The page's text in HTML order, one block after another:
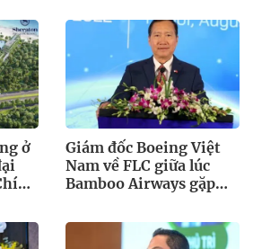
ở
Giám đốc Boeing Việt
Nam về FLC giữa lúc
Bamboo Airways gặp